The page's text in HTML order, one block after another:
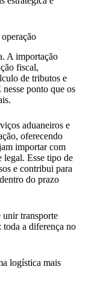
A importação
fiscal,
de tributos e
ponto que os
aduaneiros e
oferecendo
importar com
legal. Esse tipo de
e contribui para
do prazo
unir transporte
toda a diferença no
logística mais